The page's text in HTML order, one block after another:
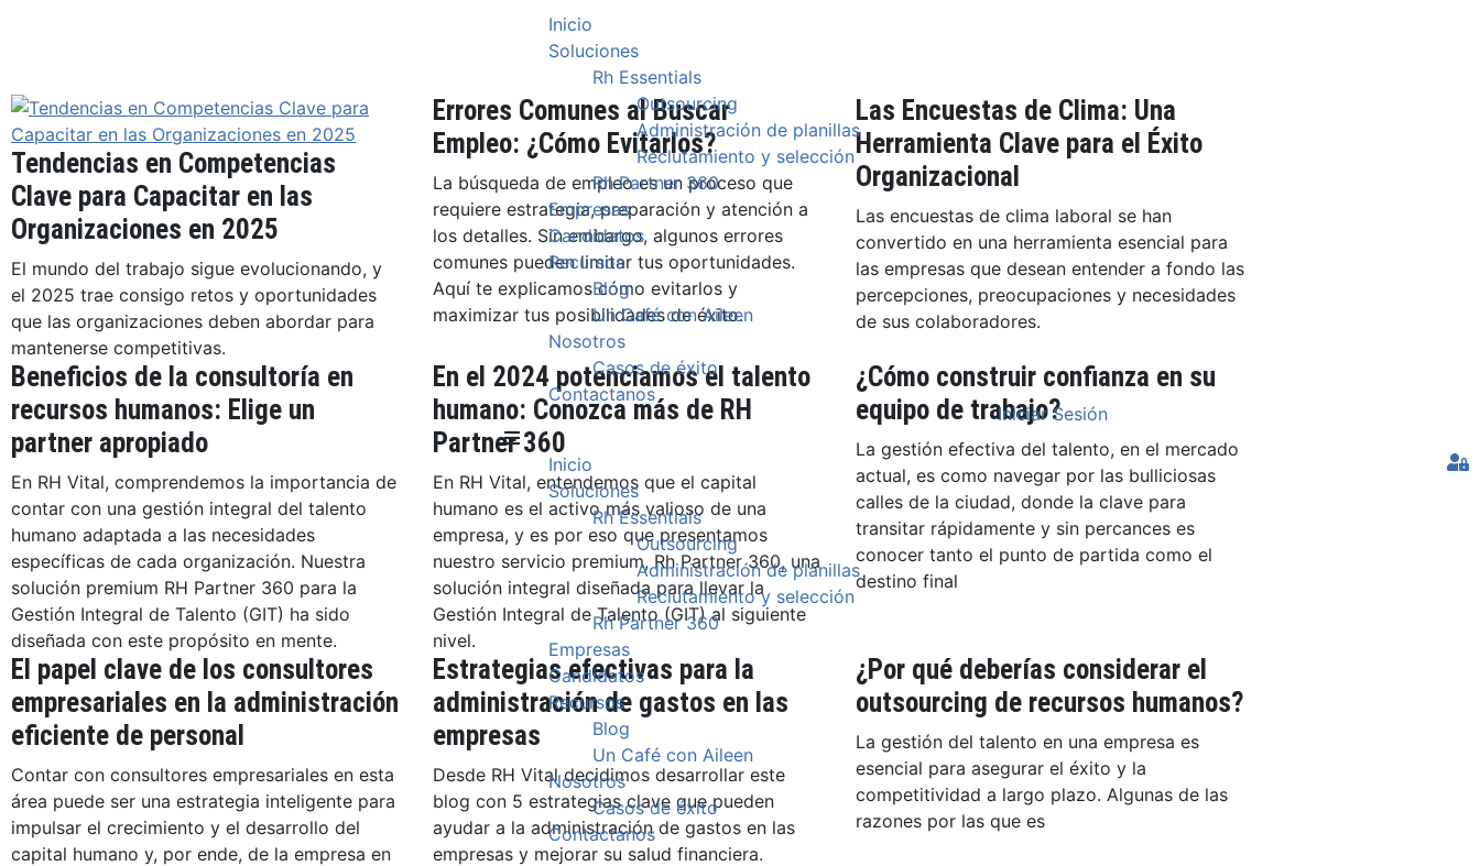
Inicio
Soluciones
Rh Essentials
Outsourcing
Administración de planillas
Reclutamiento y selección
Rh Partner 360
Empresas
Candidatos
Recursos
Blog
Un Café con Aileen
Nosotros
Casos de éxito
Contactanos
Inicio
Soluciones
Rh Essentials
Outsourcing
Administración de planillas
Reclutamiento y selección
Rh Partner 360
Empresas
Candidatos
Recursos
Blog
Un Café con Aileen
Nosotros
Casos de éxito
Contactanos
Iniciar Sesión
Etiqueta: Departamentos externos de Recursos Humanos
Tendencias en Competencias
Clave para Capacitar en las
Organizaciones en 2025
El mundo del trabajo sigue evolucionando, y
el 2025 trae consigo retos y oportunidades
que las organizaciones deben abordar para
mantenerse competitivas.
Errores Comunes al Buscar
Empleo: ¿Cómo Evitarlos?
La búsqueda de empleo es un proceso que
requiere estrategia, preparación y atención a
los detalles. Sin embargo, algunos errores
comunes pueden limitar tus oportunidades.
Aquí te explicamos cómo evitarlos y
maximizar tus posibilidades de éxito.
Las Encuestas de Clima: Una
Herramienta Clave para el Éxito
Organizacional
Las encuestas de clima laboral se han
convertido en una herramienta esencial para
las empresas que desean entender a fondo las
percepciones, preocupaciones y necesidades
de sus colaboradores.
Beneficios de la consultoría en
recursos humanos: Elige un
partner apropiado
En RH Vital, comprendemos la importancia de
contar con una gestión integral del talento
humano adaptada a las necesidades
específicas de cada organización. Nuestra
solución premium RH Partner 360 para la
Gestión Integral de Talento (GIT) ha sido
diseñada con este propósito en mente.
En el 2024 potenciamos el talento
humano: Conozca más de RH
Partner 360
En RH Vital, entendemos que el capital
humano es el activo más valioso de una
empresa, y es por eso que presentamos
nuestro servicio premium, Rh Partner 360, una
solución integral diseñada para llevar la
Gestión Integral de Talento (GIT) al siguiente
nivel.
¿Cómo construir confianza en su
equipo de trabajo?
La gestión efectiva del talento, en el mercado
actual, es como navegar por las bulliciosas
calles de la ciudad, donde la clave para
transitar rápidamente y sin percances es
conocer tanto el punto de partida como el
destino final
El papel clave de los consultores
empresariales en la administración
eficiente de personal
Contar con consultores empresariales en esta
área puede ser una estrategia inteligente para
impulsar el crecimiento y el desarrollo del
capital humano y, por ende, de la empresa en
Estrategias efectivas para la
administración de gastos en las
empresas
Desde RH Vital decidimos desarrollar este
blog con 5 estrategias clave que pueden
ayudar a la administración de gastos en las
empresas y mejorar su salud financiera.
¿Por qué deberías considerar el
outsourcing de recursos humanos?
La gestión del talento en una empresa es
esencial para asegurar el éxito y la
competitividad a largo plazo. Algunas de las
razones por las que es